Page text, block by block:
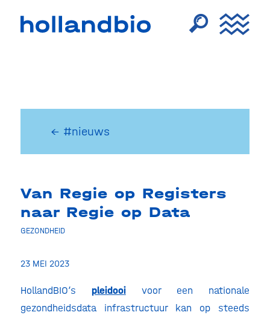
← #nieuws
Van Regie op Registers
naar Regie op Data
GEZONDHEID
23 MEI 2023
HollandBIO’s pleidooi
voor een nationale
gezondheidsdata infrastructuur kan op steeds